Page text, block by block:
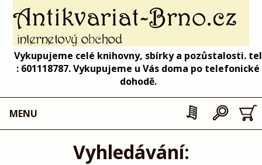
Vykupujeme celé knihovny, sbírky a pozůstalosti. tel
: 601118787. Vykupujeme u Vás doma po telefonické
dohodě.
MENU
Vyhledávání: